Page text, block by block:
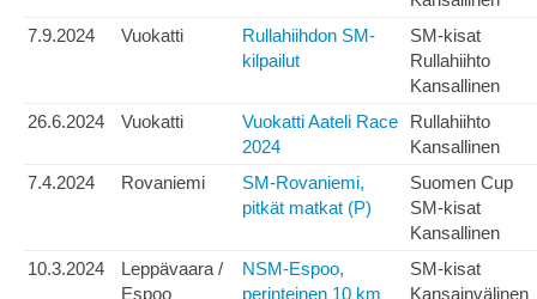
7.9.2024
Vuokatti
Rullahiihdon SM-
kilpailut
SM-kisat
Rullahiihto
Kansallinen
26.6.2024
Vuokatti
Vuokatti Aateli Race
2024
Rullahiihto
Kansallinen
7.4.2024
Rovaniemi
SM-Rovaniemi,
pitkät matkat (P)
Suomen Cup
SM-kisat
Kansallinen
10.3.2024
Leppävaara /
Espoo
NSM-Espoo,
perinteinen 10 km
SM-kisat
Kansainvälinen